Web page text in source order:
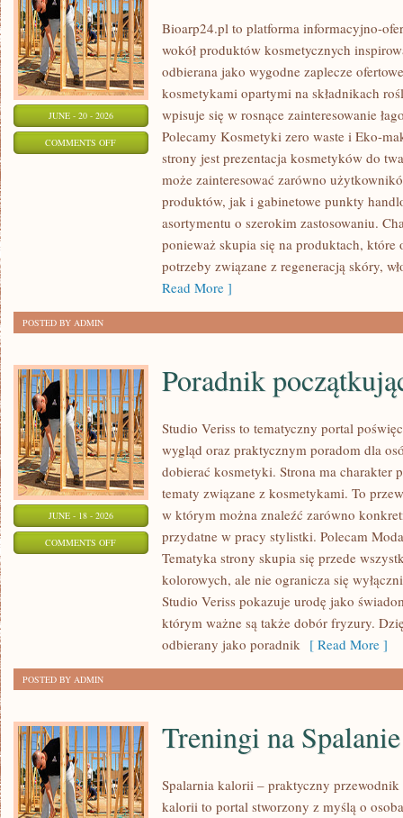
JUNE - 20 - 2026
COMMENTS OFFON
Bioarp24.pl to platforma informacyjno-
wokół produktów kosmetycznych
odbierana jako wygodne zaplecze
kosmetykami opartymi na składnikach
wpisuje się w rosnące zainteresowanie
Polecamy Kosmetyki zero waste i Eko-
strony jest prezentacja kosmetyków do
może zainteresować zarówno
produktów, jak i gabinetowe punkty
asortymentu o szerokim zastosowaniu.
ponieważ skupia się na produktach, które
potrzeby związane z regeneracją skóry,
Read More ]
POSTED BY ADMIN
JUNE - 18 - 2026
COMMENTS OFFON
POCZĄTKUJĄCEJ
Poradnik
Studio Veriss to tematyczny portal
wygląd oraz praktycznym poradom dla
dobierać kosmetyki. Strona ma charakter
tematy związane z kosmetykami. To
w którym można znaleźć zarówno
przydatne w pracy stylistki. Polecam
Tematyka strony skupia się przede
kolorowych, ale nie ogranicza się
Studio Veriss pokazuje urodę jako
którym ważne są także dobór fryzury.
odbierany jako poradnik [ Read More ]
POSTED BY ADMIN
Treningi na
Spalarnia kalorii – praktyczny
kalorii to portal stworzony z myślą o